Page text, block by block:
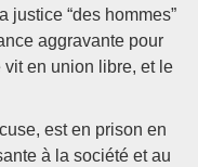
justice “des hommes”
aggravante pour
en union libre, et le
est en prison en
à la société et au